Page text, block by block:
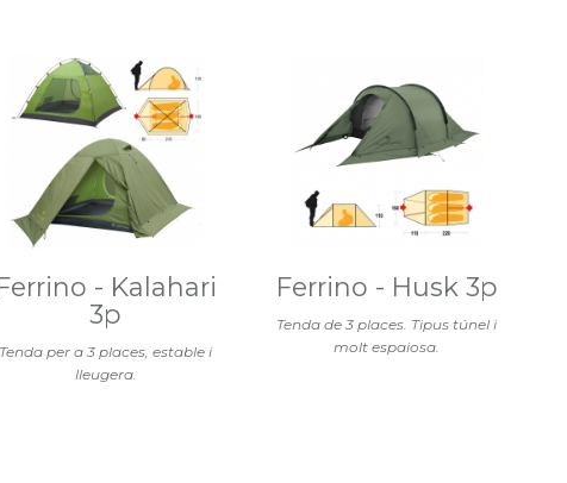
Tenda per a 3 places, estable i
lleugera.
- Kalahari
3p
Tenda de 3 places. Tipus túnel i
molt espaiosa.
Ferrino - Husk 3p